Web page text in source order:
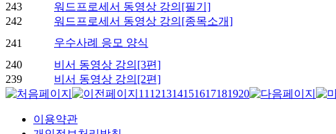
243
워드프로세서 동영상 강의[필기]
242
워드프로세서 동영상 강의[종목소개]
241
우수사례 응모 양식
240
비서 동영상 강의[3편]
239
비서 동영상 강의[2편]
11 121314151617181920
이용약관